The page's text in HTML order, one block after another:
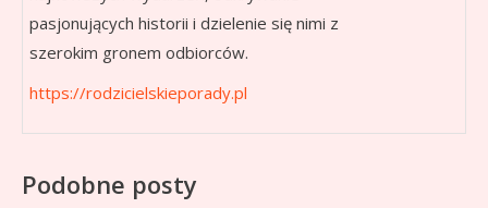
pasjonujących historii i dzielenie się nimi z
szerokim gronem odbiorców.
https://rodzicielskieporady.pl
Podobne posty